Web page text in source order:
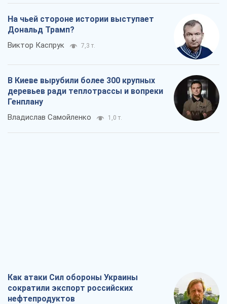
На чьей стороне истории выступает
Дональд Трамп?
Виктор Каспрук 7,3 т.
В Киеве вырубили более 300 крупных
деревьев ради теплотрассы и вопреки
Генплану
Владислав Самойленко 1,0 т.
Как атаки Сил обороны Украины
сократили экспорт российских
нефтепродуктов